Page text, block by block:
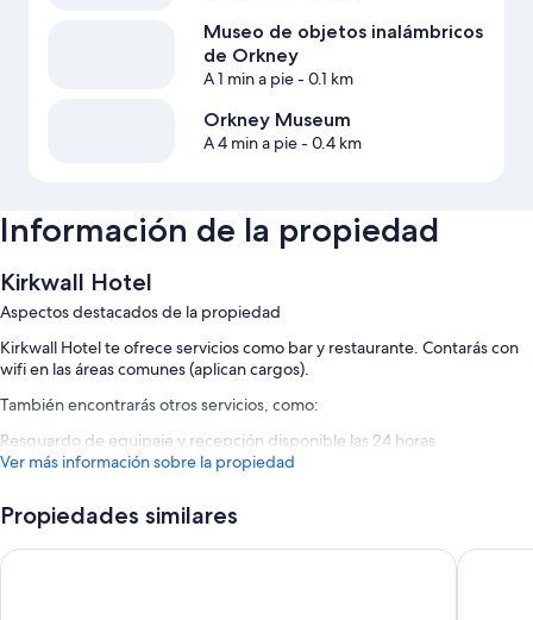
Museo de objetos inalámbricos
de Orkney
A 1 min a pie- 0.1 km
Orkney Museum
A 4 min a pie- 0.4 km
Información de la propiedad
Kirkwall Hotel
Aspectos destacados de la propiedad
Kirkwall Hotel te ofrece servicios como bar y restaurante. Contarás con
wifi en las áreas comunes (aplican cargos).
También encontrarás otros servicios, como:
Resguardo de equipaje y recepción disponible las 24 horas
Ver más información sobre la propiedad
Propiedades similares
The Ayre Hotel Albert